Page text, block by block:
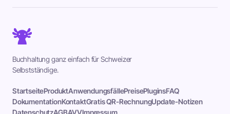
Buchhaltung ganz einfach für Schweizer
Selbstständige.
StartseiteProduktAnwendungsfällePreisePluginsFAQ
DokumentationKontaktGratis QR-RechnungUpdate-Notizen
DatenschutzAGBAVVImpressum